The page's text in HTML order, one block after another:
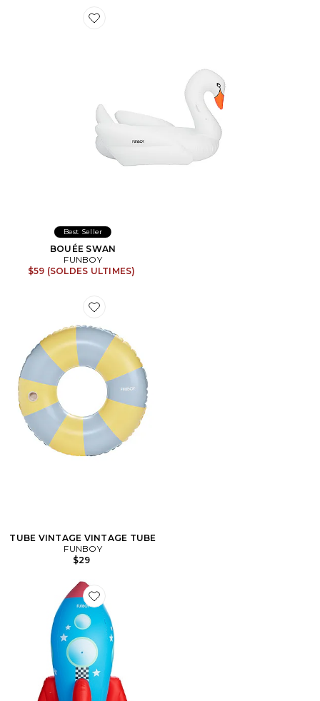
Favorite BOUÉE SWAN
Best Seller
BOUÉE SWAN
FUNBOY
$59 (SOLDES ULTIMES)
Favorite TUBE VINTAGE VINTAGE TUBE
TUBE VINTAGE VINTAGE TUBE
FUNBOY
$29
Favorite Rocketship Sprinkler